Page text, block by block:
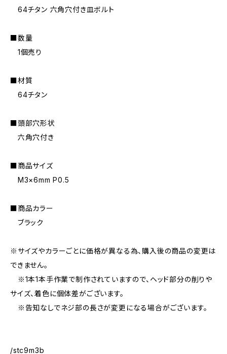
64チタン 六角穴付き皿ボルト
■数量
1個売り
■材質
64チタン
■頭部穴形状
六角穴付き
■商品サイズ
M3×6mm P0.5
■商品カラー
ブラック
※サイズやカラーごとに価格が異なる為、購入後の商品の変更は
できません。
※1本1本手作業で制作されていますので、ヘッド部分の削りや
サイズ、着色に個体差がございます。
※告知なしでネジ部の長さが変更になる場合がございます。
/stc9m3b